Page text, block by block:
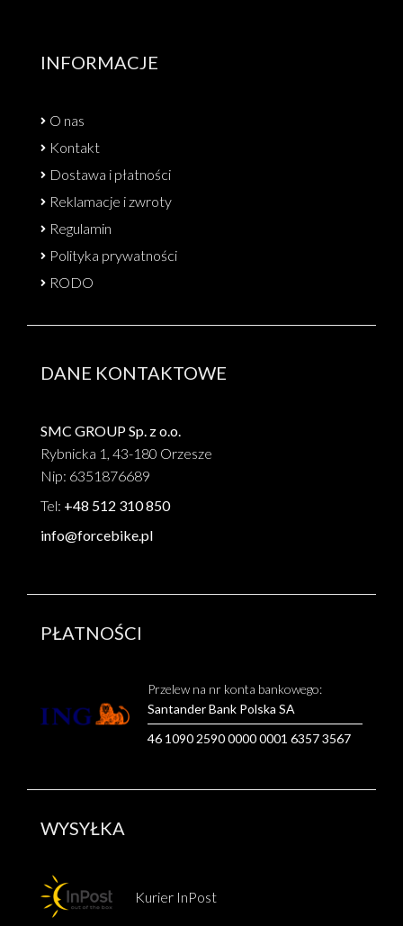
INFORMACJE
O nas
Kontakt
Dostawa i płatności
Reklamacje i zwroty
Regulamin
Polityka prywatności
RODO
DANE KONTAKTOWE
SMC GROUP Sp. z o.o.
Rybnicka 1, 43-180 Orzesze
Nip: 6351876689
Tel: +48 512 310 850
info@forcebike.pl
PŁATNOŚCI
Przelew na nr konta bankowego:
Santander Bank Polska SA
46 1090 2590 0000 0001 6357 3567
WYSYŁKA
Kurier InPost